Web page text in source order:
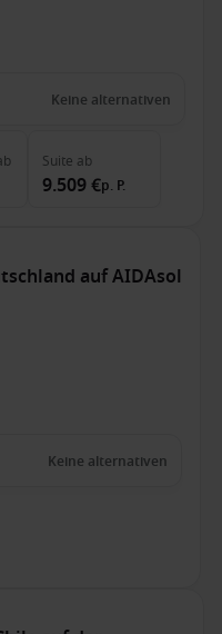
Keine alternativen
Suite ab
9.509 €p. P.
auf AIDAsol
Keine alternativen